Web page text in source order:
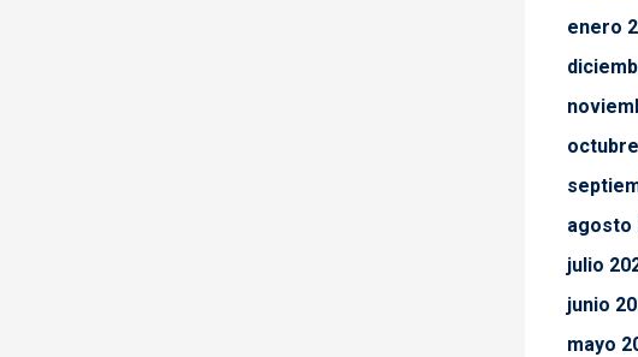
enero
agosto
julio
junio
mayo